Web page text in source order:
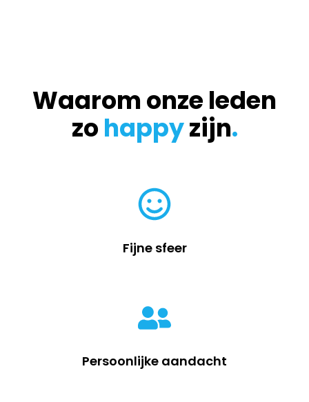
Waarom onze leden
zo happyzijn.
Fijne sfeer
Persoonlijke aandacht